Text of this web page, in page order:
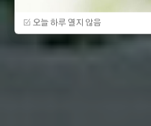
오늘 하루 열지 않음
오늘 하루 열지 않음